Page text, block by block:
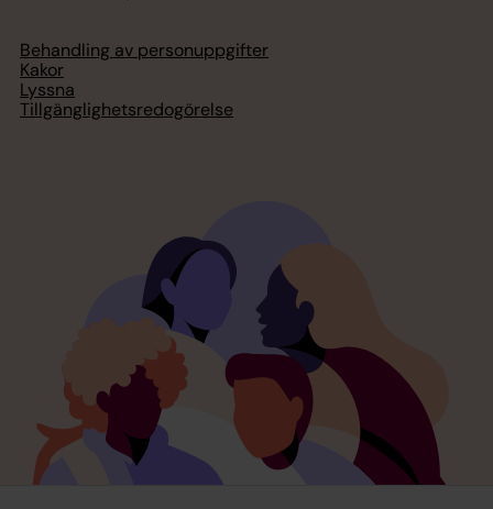
Behandling av personuppgifter
Kakor
Lyssna
Tillgänglighetsredogörelse